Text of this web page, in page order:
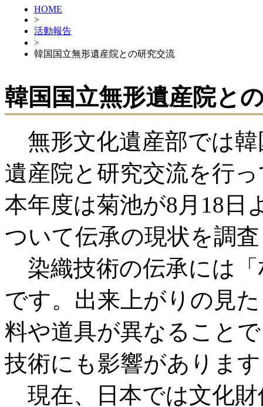
HOME
>
活動報告
>
韓国国立無形遺産院との研究交流
韓国国立無形遺産院と
無形文化遺産部では韓
遺産院と研究交流を行
本年度は菊池が8月18日
ついて伝承の現状を調
染織技術の伝承には「
です。出来上がりの見
料や道具が異なること
技術にも影響がありま
現在、日本では文化財